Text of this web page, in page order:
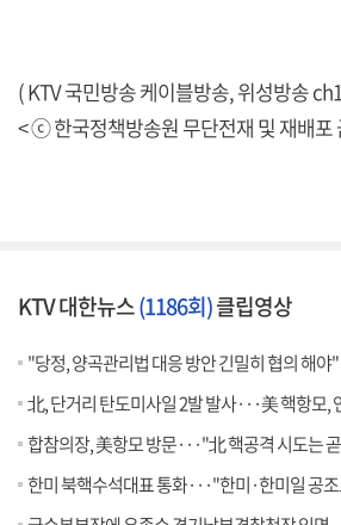
( KTV 국민방송 케이블방송, 위성방송
< ⓒ 한국정책방송원 무단전재 및 재배포
KTV 대한뉴스(1186회)클립영상
"당정, 양곡관리법 대응 방안 긴밀히 협의 해야"
北, 단거리 탄도미사일 2발 발사···美 핵항모, 연
합참의장, 美항모 방문···"北 핵공격 시도는
한미 북핵수석대표 통화···"한미·한미일 공조로